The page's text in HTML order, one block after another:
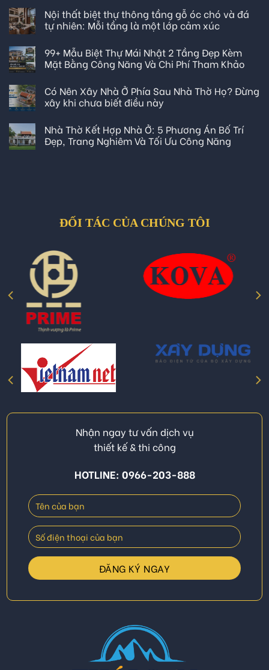
Nội thất biệt thự thông tầng gỗ óc chó và đá
tự nhiên: Mỗi tầng là một lớp cảm xúc
99+ Mẫu Biệt Thự Mái Nhật 2 Tầng Đẹp Kèm
Mặt Bằng Công Năng Và Chi Phí Tham Khảo
Có Nên Xây Nhà Ở Phía Sau Nhà Thờ Họ? Đừng
xây khi chưa biết điều này
Nhà Thờ Kết Hợp Nhà Ở: 5 Phương Án Bố Trí
Đẹp, Trang Nghiêm Và Tối Ưu Công Năng
ĐỐI TÁC CỦA CHÚNG TÔI
Nhận ngay tư vấn dịch vụ
thiết kế & thi công
HOTLINE: 0966-203-888